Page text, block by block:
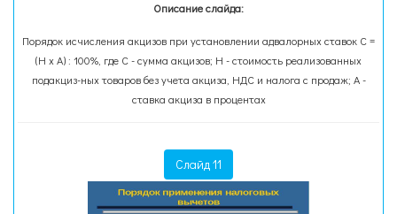
Описание слайда:
Порядок исчисления акцизов при установлении адвалорных ставок С =
(Н х А) : 100%, где С - сумма акцизов; Н - стоимость реализованных
подакциз-ных товаров без учета акциза, НДС и налога с продаж; А -
ставка акциза в процентах
Слайд 11